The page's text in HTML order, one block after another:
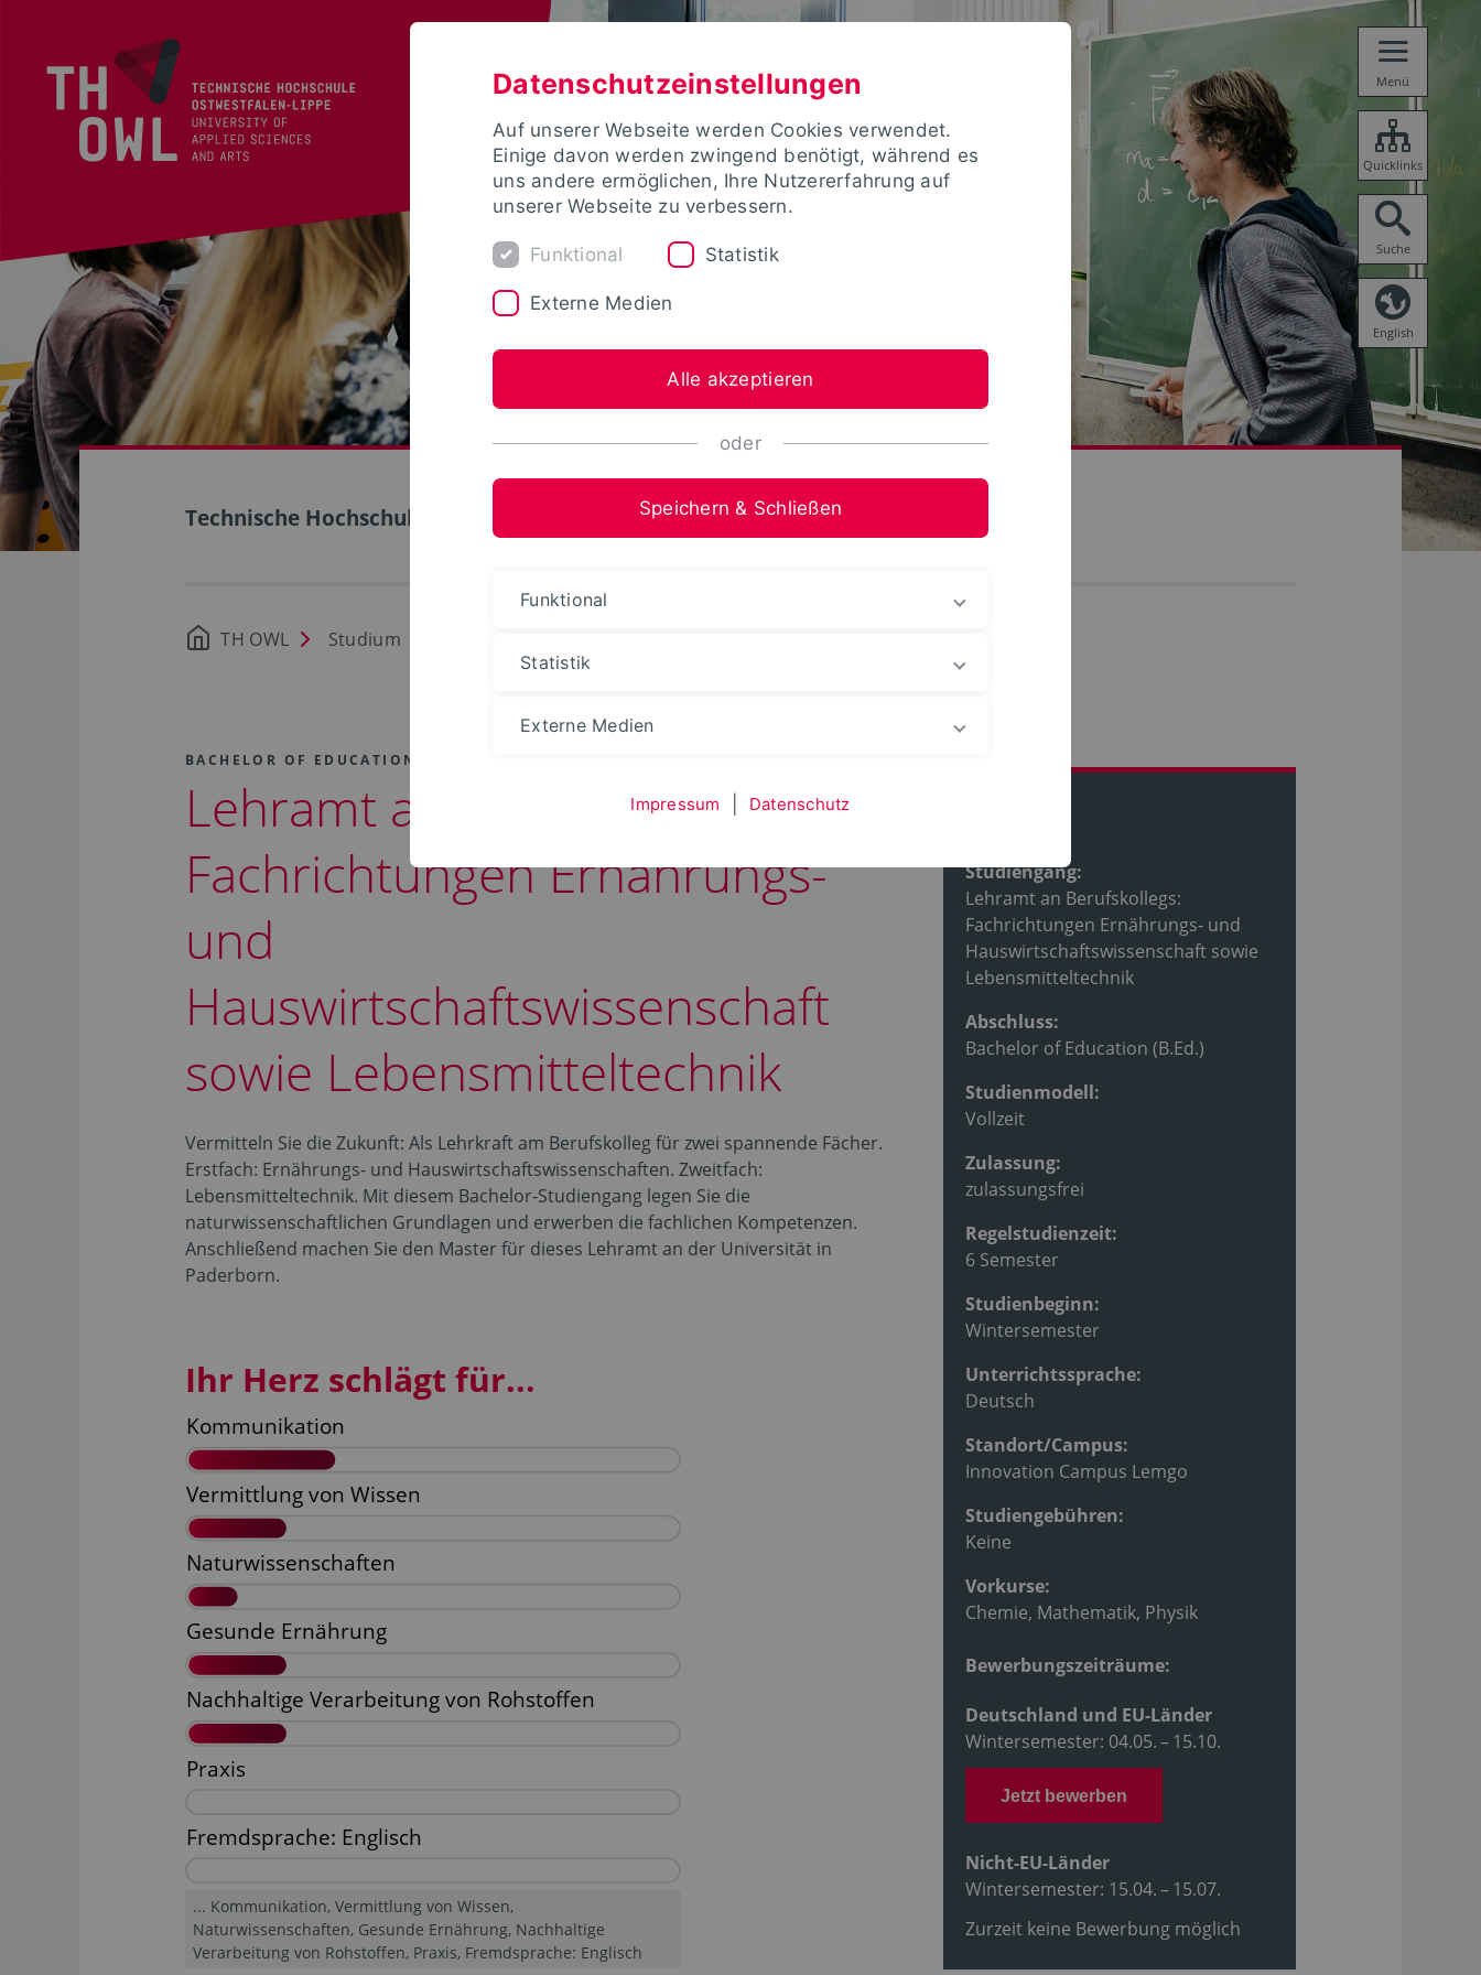
Menü
Quicklinks
Suche
English
Technische Hochschule Ostwestfalen-Lippe
TH OWL Studium
BACHELOR OF EDUCATION (B.ED.)
Lehramt an Berufskollegs:
Fachrichtungen Ernährungs-
und
Hauswirtschaftswissenschaft
sowie Lebensmitteltechnik
Vermitteln Sie die Zukunft: Als Lehrkraft am Berufskolleg für zwei spannende Fächer.
Erstfach: Ernährungs- und Hauswirtschaftswissenschaften. Zweitfach:
Lebensmitteltechnik. Mit diesem Bachelor-Studiengang legen Sie die
naturwissenschaftlichen Grundlagen und erwerben die fachlichen Kompetenzen.
Anschließend machen Sie den Master für dieses Lehramt an der Universität in
Paderborn.
Ihr Herz schlägt für...
... Kommunikation, Vermittlung von Wissen,
Naturwissenschaften, Gesunde Ernährung, Nachhaltige
Verarbeitung von Rohstoffen, Praxis, Fremdsprache: Englisch
Studiengang:
Lehramt an Berufskollegs:
Fachrichtungen Ernährungs- und
Hauswirtschaftswissenschaft sowie
Lebensmitteltechnik
Abschluss:
Bachelor of Education (B.Ed.)
Studienmodell:
Vollzeit
Zulassung:
zulassungsfrei
Regelstudienzeit:
6 Semester
Studienbeginn:
Wintersemester
Unterrichtssprache:
Deutsch
Standort/Campus:
Innovation Campus Lemgo
Studiengebühren:
Keine
Vorkurse:
Chemie, Mathematik, Physik
Bewerbungszeiträume:
Deutschland und EU-Länder
Wintersemester: 04.05. – 15.10.
Jetzt bewerben
Nicht-EU-Länder
Wintersemester: 15.04. – 15.07.
Zurzeit keine Bewerbung möglich
Datenschutzeinstellungen
Auf unserer Webseite werden Cookies verwendet.
Einige davon werden zwingend benötigt, während es
uns andere ermöglichen, Ihre Nutzererfahrung auf
unserer Webseite zu verbessern.
Funktional Statistik
Externe Medien
Alle akzeptieren
oder
Speichern & Schließen
Funktional
Statistik
Externe Medien
Impressum Datenschutz